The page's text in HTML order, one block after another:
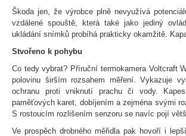
Škoda jen, že výrobce plně nevyužívá
vzdálené spouště, která také jako jediný
ukládání snímků probíhá prakticky okamžitě.
Stvořeno k pohybu
Co tedy vybrat? Příruční termokamera Voltcraft
polovinu širším rozsahem měření. Vykazuje
ochranu proti vniknutí prachu či vody.
paměťových karet, dobíjením a zejména svými
S rostoucím rozlišením senzoru se navíc pojí
Ve prospěch drobného měřidla pak hovoří i